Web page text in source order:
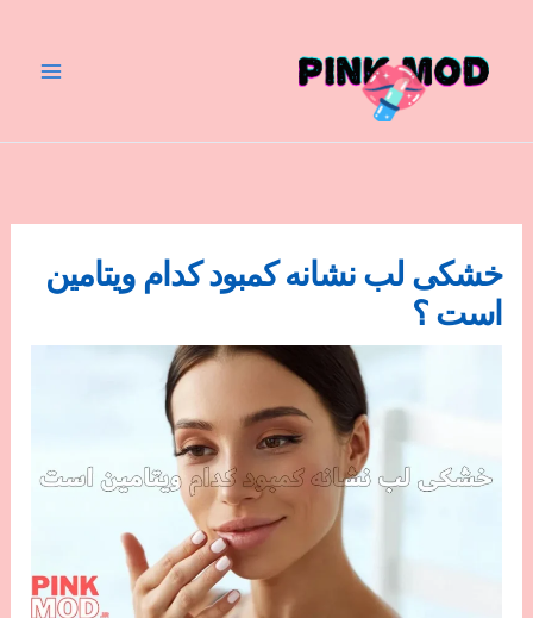
محتوا
خشکی لب نشانه کمبود کدام ویتامین
است ؟